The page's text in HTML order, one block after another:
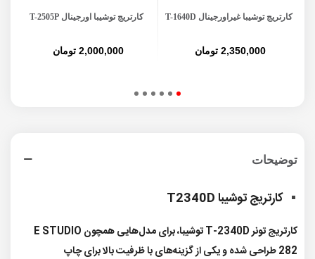
کارتریج توشیبا غیراورجینال T-1640D
2,350,000 تومان
کارتریج توشیبا اورجینال T-2505P
2,000,000 تومان
توضیحات
کارتریج توشیبا T2340D
کارتریج تونر T-2340D توشیبا، برای مدل‌هایی همچون E STUDIO
282 طراحی شده و یکی از گزینه‌های با ظرفیت بالا برای چاپ